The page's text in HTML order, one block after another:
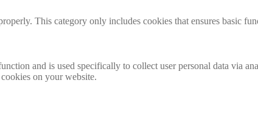
This category only includes cookies that ensures basic
and is used specifically to collect user personal data via
on your website.